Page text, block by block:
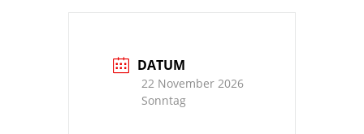
DATUM
22 November 2026
Sonntag